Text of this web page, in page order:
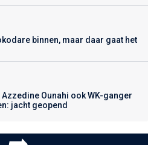
binnen, maar daar gaat het
Ounahi ook WK-ganger
jacht geopend